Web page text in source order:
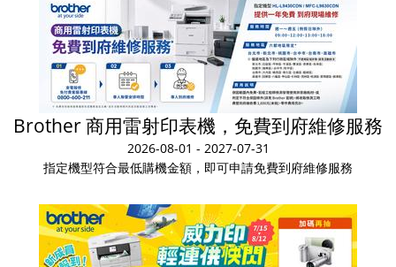
Brother 商用雷射印表機，免費到府維修服務
2026-08-01 - 2027-07-31
指定機型符合最低購機金額，即可申請免費到府維修服務